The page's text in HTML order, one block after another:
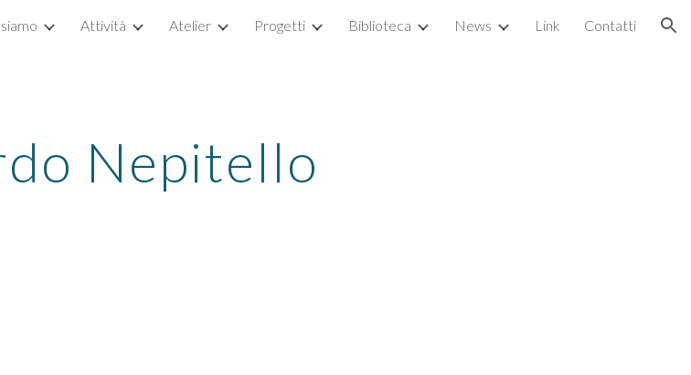
Skip to navigation
Attività Atelier Progetti Biblioteca News Link Contatti
Nepitello